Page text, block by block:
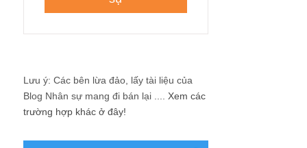
Lưu ý: Các bên lừa đảo, lấy tài liệu của
Blog Nhân sự mang đi bán lại .... Xem các
trường hợp khác ở đây!